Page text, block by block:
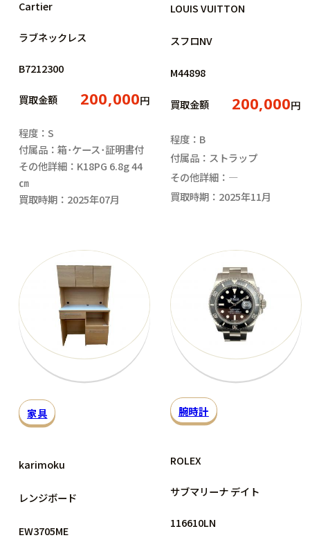
Cartier
ラブネックレス
B7212300
買取金額 200,000円
程度：S
付属品：箱･ケース･証明書付
その他詳細：K18PG 6.8g 44
㎝
買取時期：2025年07月
LOUIS VUITTON
スフロNV
M44898
買取金額 200,000円
程度：B
付属品：ストラップ
その他詳細：―
買取時期：2025年11月
家具
karimoku
レンジボード
EW3705ME
腕時計
ROLEX
サブマリーナ デイト
116610LN